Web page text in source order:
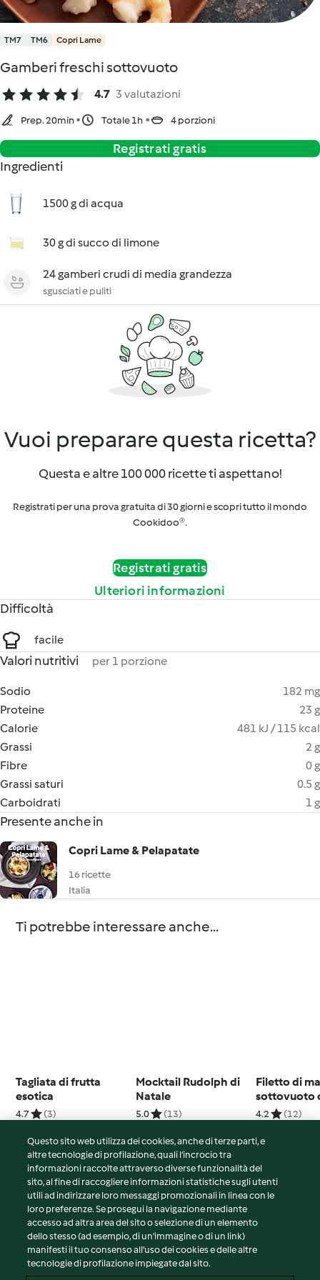
TM7 TM6 Copri Lame
Gamberi freschi sottovuoto
4.7 3 valutazioni
Prep. 20min Totale 1h 4 porzioni
Registrati gratis
Ingredienti
1500 g di acqua
30 g di succo di limone
24 gamberi crudi di media grandezza
sgusciati e puliti
Vuoi preparare questa ricetta?
Questa e altre 100 000 ricette ti aspettano!
Registrati per una prova gratuita di 30 giorni e scopri tutto il mondo
Cookidoo®.
Registrati gratis
Ulteriori informazioni
Difficoltà
facile
Valori nutritivi per 1 porzione
Sodio
182 mg
Proteine
23 g
Calorie
481 kJ / 115 kcal
Grassi
2 g
Fibre
0 g
Grassi saturi
0.5 g
Carboidrati
1 g
Presente anche in
Copri Lame & Pelapatate
16 ricette
Italia
Ti potrebbe interessare anche...
Tagliata di frutta
esotica
4.7 (3)
Mocktail Rudolph di
Natale
5.0 (13)
Filetto di
sottovuoto​
al
4.2 (12)
© Copyright 2026
Termini del servizio
Informativa sulla privacy
Avvertenze generali
Note legali
Questo sito web utilizza dei cookies, anche di terze parti, e
altre tecnologie di profilazione, quali l’incrocio tra
informazioni raccolte attraverso diverse funzionalità del
sito, al fine di raccogliere informazioni statistiche sugli utenti
utili ad indirizzare loro messaggi promozionali in linea con le
loro preferenze. Se prosegui la navigazione mediante
accesso ad altra area del sito o selezione di un elemento
dello stesso (ad esempio, di un'immagine o di un link)
manifesti il tuo consenso all'uso dei cookies e delle altre
tecnologie di profilazione impiegate dal sito.